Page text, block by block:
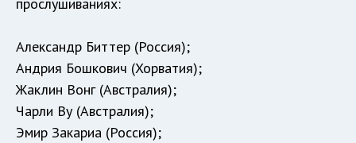
Александр Биттер (Россия);
Андрия Бошкович (Хорватия);
Жаклин Вонг (Австралия);
Чарли Ву (Австралия);
Эмир Закариа (Россия);